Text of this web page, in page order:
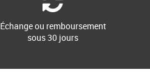
Échange ou remboursement
sous 30 jours